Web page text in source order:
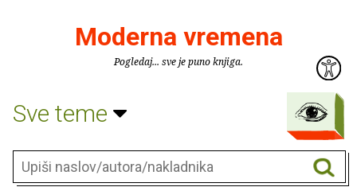
Moderna vremena
Pogledaj... sve je puno knjiga.
Sve teme